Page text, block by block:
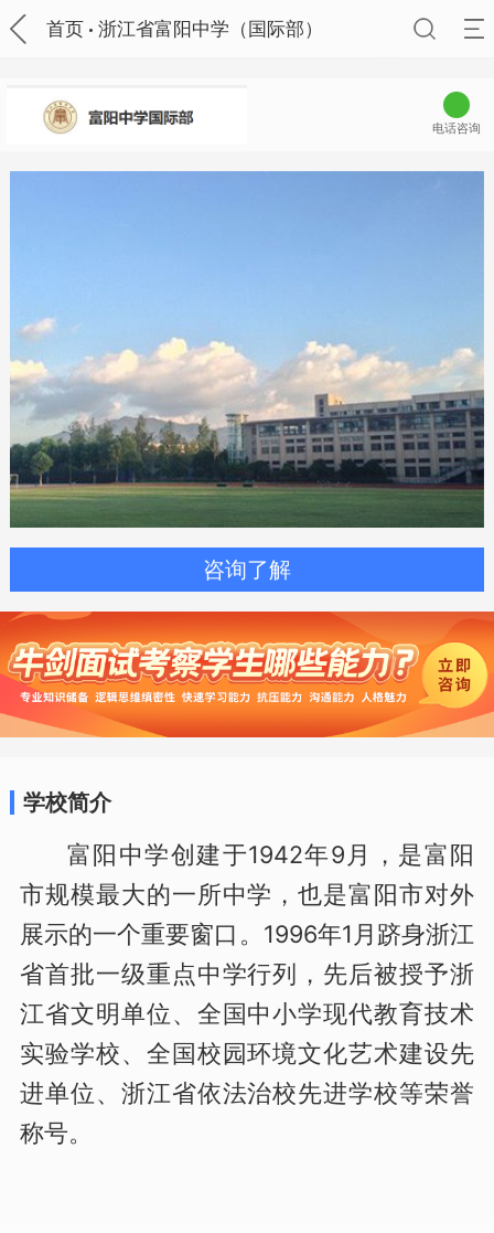
首页 浙江省富阳中学（国际部）
电话咨询
咨询了解
学校简介
富阳中学创建于1942年9月，是富阳
市规模最大的一所中学，也是富阳市对外
展示的一个重要窗口。1996年1月跻身浙江
省首批一级重点中学行列，先后被授予浙
江省文明单位、全国中小学现代教育技术
实验学校、全国校园环境文化艺术建设先
进单位、浙江省依法治校先进学校等荣誉
称号。